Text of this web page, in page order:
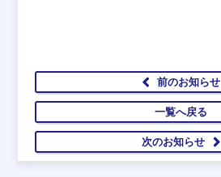
前のお知らせ
一覧へ戻る
次のお知らせ